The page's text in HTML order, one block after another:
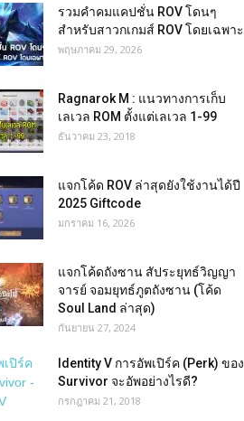
รวมคำคมแคปชั่น ROV โดนๆ
สำหรับสาวกเกมส์ ROV โดยเฉพาะ
พฤษภาคม 29, 2026
Ragnarok M : แนวทางการเก็บ
เลเวล ROM ตั้งแต่เลเวล 1-99
ธันวาคม 23, 2018
แจกโค้ด ROV ล่าสุดยังใช้งานได้ปี
2025 Giftcode
มกราคม 16, 2026
แจกโค้ดถังซาน สัประยุทธ์วิญญา
จารย์ จอมยุทธ์ภูตถังซาน (โค้ด
Soul Land ล่าสุด)
กันยายน 27, 2024
Identity V การอัพเปิร์ค (Perk) ของ
Survivor จะอัพอย่างไรดี?
กรกฎาคม 21, 2018